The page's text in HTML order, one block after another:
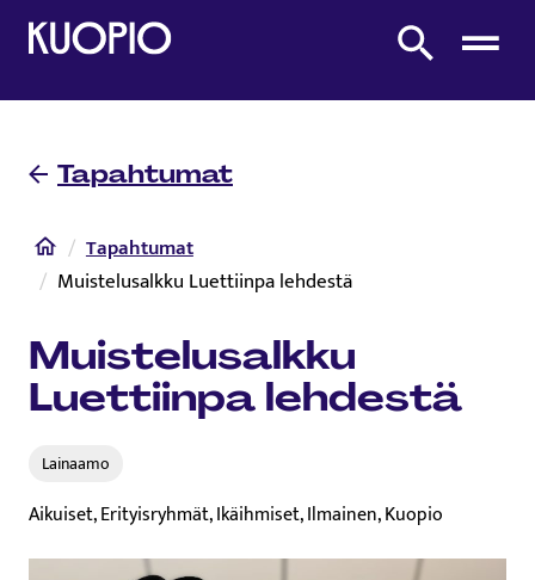
Etusivulle
Etsi sivustolta
Tapahtumat
Etusivu
Tapahtumat
Muistelusalkku Luettiinpa lehdestä
Muistelusalkku
Luettiinpa lehdestä
Lainaamo
Aikuiset, Erityisryhmät, Ikäihmiset, Ilmainen, Kuopio